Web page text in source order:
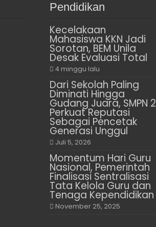
Pendidikan
Kecelakaan
Mahasiswa KKN Jadi
Sorotan, BEM Unila
Desak Evaluasi Total
4 minggu lalu
Dari Sekolah Paling
Diminati Hingga
Gudang Juara, SMPN 2
Perkuat Reputasi
Sebagai Pencetak
Generasi Unggul
Juli 5, 2026
Momentum Hari Guru
Nasional, Pemerintah
Finalisasi Sentralisasi
Tata Kelola Guru dan
Tenaga Kependidikan
November 25, 2025